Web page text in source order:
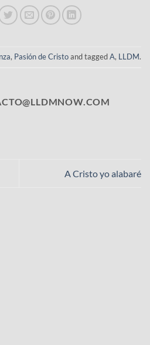
, Pasión de Cristoand taggedA, LLDM.
A Cristo yo alabaré